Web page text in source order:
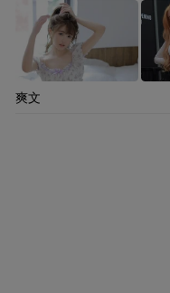
爽文